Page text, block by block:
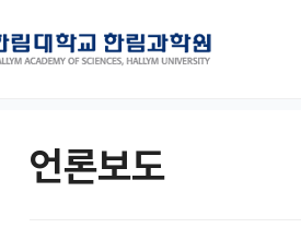
언론보도